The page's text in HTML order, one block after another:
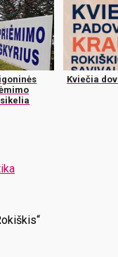
Kviečia